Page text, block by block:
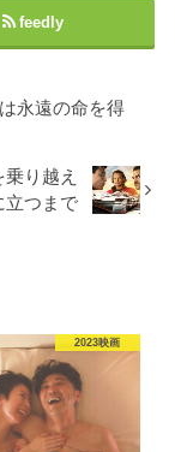
feedly
永遠の命を得
り越え
立つまで
2023映画